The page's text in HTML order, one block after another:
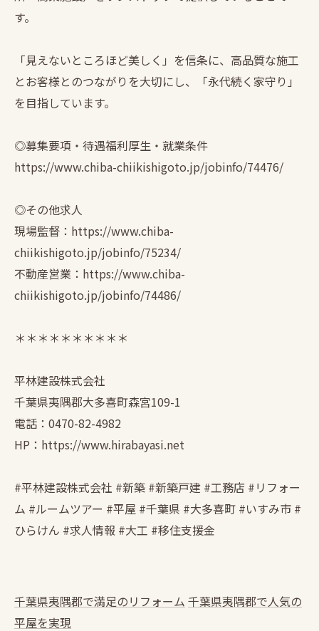
す。
「見えないところほど美しく」を信条に、高品質な施工
とお客様とのつながりを大切にし、「永代続く家守り」
を目指しています。
◎募集要項・待遇福利厚生・就業条件
https://www.chiba-chiikishigoto.jp/jobinfo/74476/
◎その他求人
現場監督：https://www.chiba-
chiikishigoto.jp/jobinfo/75234/
不動産営業：https://www.chiba-
chiikishigoto.jp/jobinfo/74486/
＊＊＊＊＊＊＊＊＊＊
平林建設株式会社
千葉県夷隅郡大多喜町森宮109-1
電話：0470-82-4982
HP：https://www.hirabayasi.net
#平林建設株式会社 #新築 #新築戸建 #工務店 #リフォー
ム #ルームツアー #平屋 #千葉県 #大多喜町 #いすみ市 #
ひらけん #求人情報 #大工 #移住支援金
千葉県夷隅郡で満足のリフォーム 千葉県夷隅郡で人気の
平屋を実現